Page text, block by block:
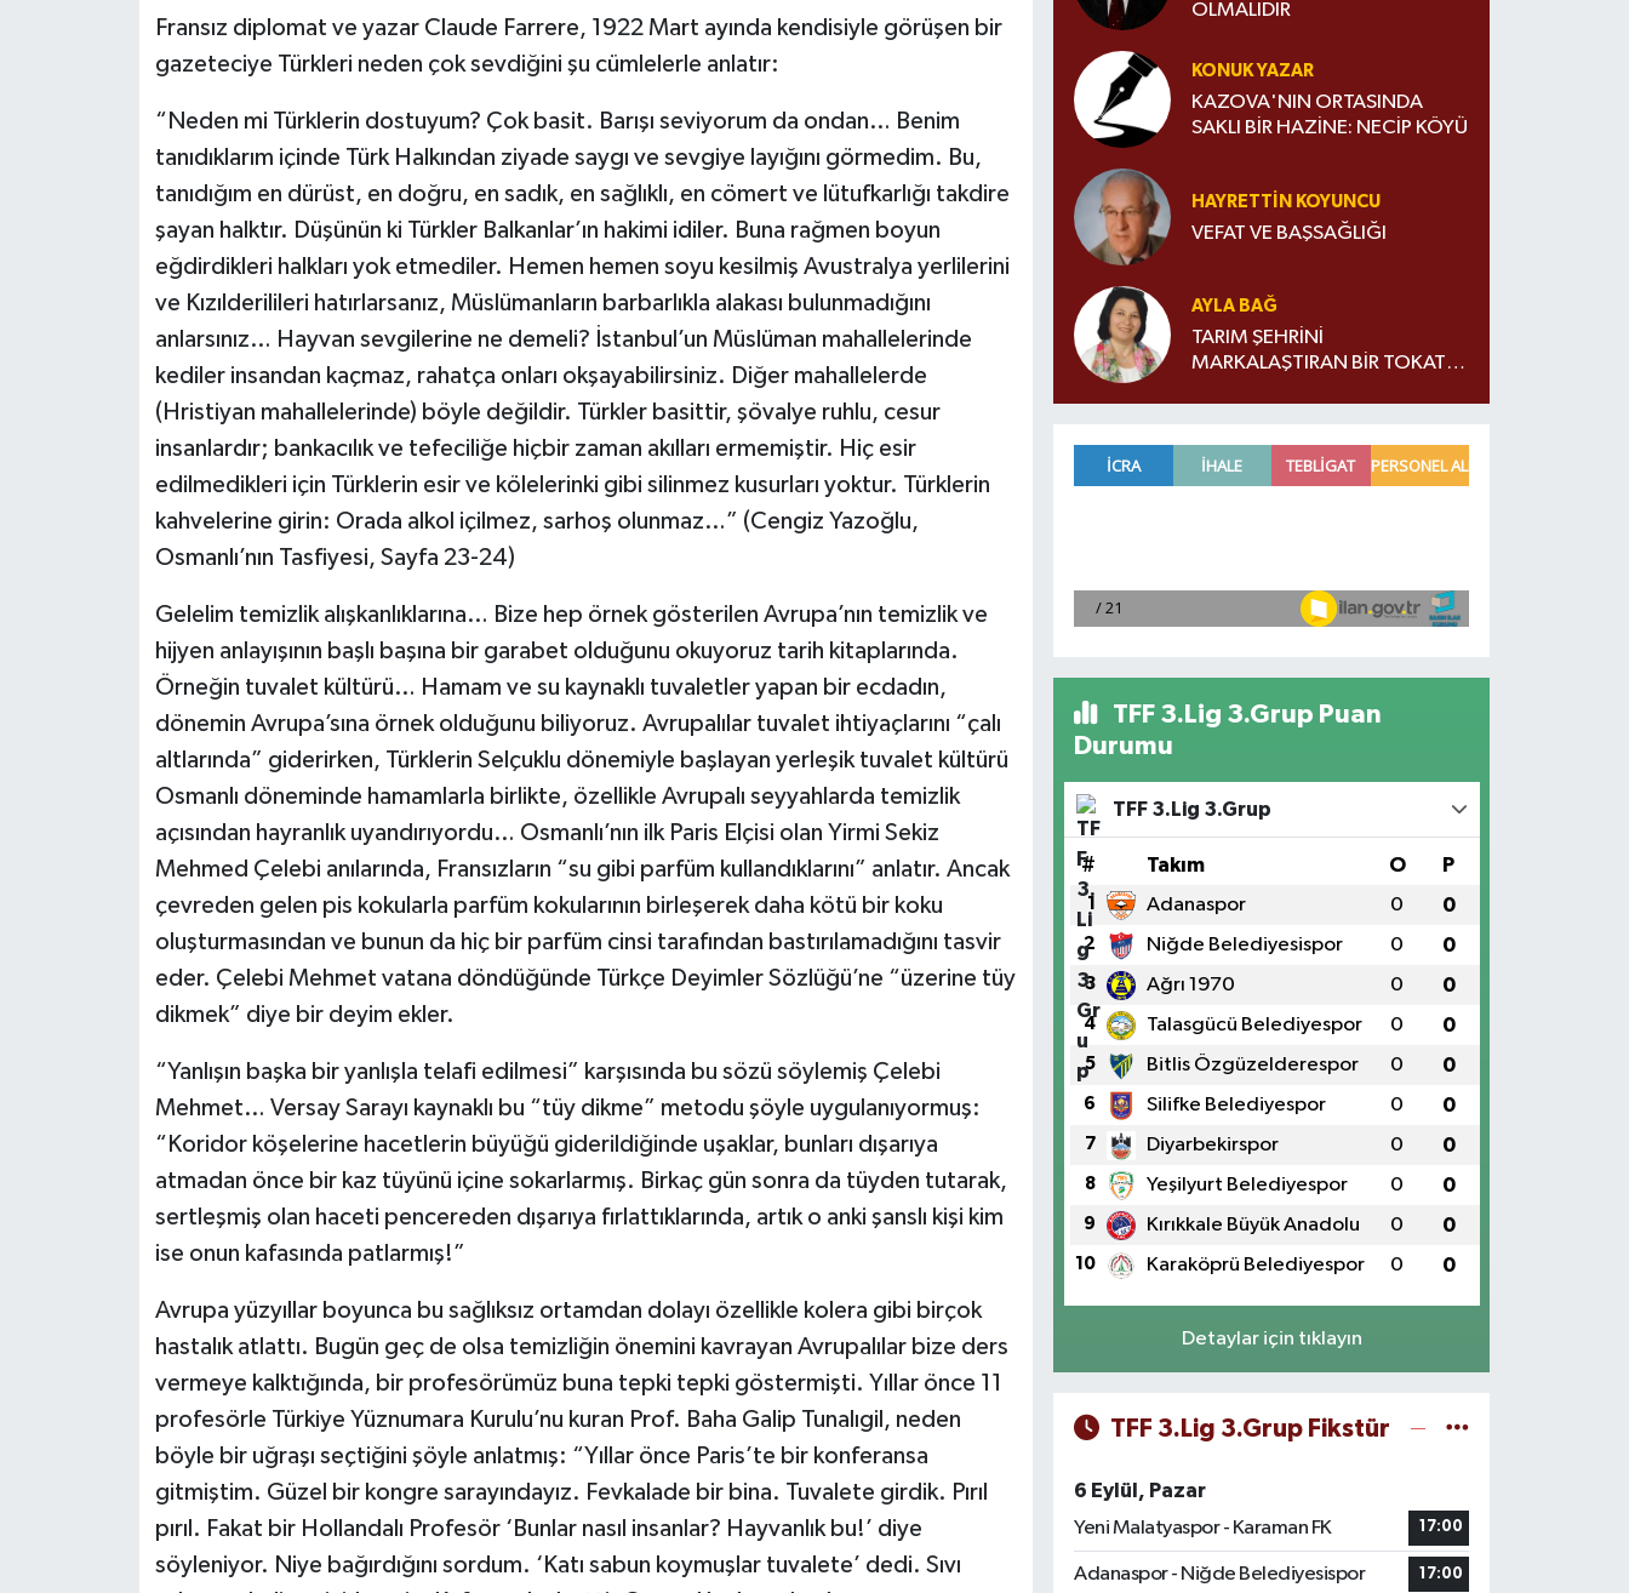
Fransız diplomat ve yazar Claude Farrere, 1922 Mart ayında kendisiyle görüşen bir
gazeteciye Türkleri neden çok sevdiğini şu cümlelerle anlatır:
“Neden mi Türklerin dostuyum? Çok basit. Barışı seviyorum da ondan… Benim
tanıdıklarım içinde Türk Halkından ziyade saygı ve sevgiye layığını görmedim. Bu,
tanıdığım en dürüst, en doğru, en sadık, en sağlıklı, en cömert ve lütufkarlığı takdire
şayan halktır. Düşünün ki Türkler Balkanlar’ın hakimi idiler. Buna rağmen boyun
eğdirdikleri halkları yok etmediler. Hemen hemen soyu kesilmiş Avustralya yerlilerini
ve Kızılderilileri hatırlarsanız, Müslümanların barbarlıkla alakası bulunmadığını
anlarsınız… Hayvan sevgilerine ne demeli? İstanbul’un Müslüman mahallelerinde
kediler insandan kaçmaz, rahatça onları okşayabilirsiniz. Diğer mahallelerde
(Hristiyan mahallelerinde) böyle değildir. Türkler basittir, şövalye ruhlu, cesur
insanlardır; bankacılık ve tefeciliğe hiçbir zaman akılları ermemiştir. Hiç esir
edilmedikleri için Türklerin esir ve kölelerinki gibi silinmez kusurları yoktur. Türklerin
kahvelerine girin: Orada alkol içilmez, sarhoş olunmaz…” (Cengiz Yazoğlu,
Osmanlı’nın Tasfiyesi, Sayfa 23-24)
Gelelim temizlik alışkanlıklarına… Bize hep örnek gösterilen Avrupa’nın temizlik ve
hijyen anlayışının başlı başına bir garabet olduğunu okuyoruz tarih kitaplarında.
Örneğin tuvalet kültürü… Hamam ve su kaynaklı tuvaletler yapan bir ecdadın,
dönemin Avrupa’sına örnek olduğunu biliyoruz. Avrupalılar tuvalet ihtiyaçlarını “çalı
altlarında” giderirken, Türklerin Selçuklu dönemiyle başlayan yerleşik tuvalet kültürü
Osmanlı döneminde hamamlarla birlikte, özellikle Avrupalı seyyahlarda temizlik
açısından hayranlık uyandırıyordu… Osmanlı’nın ilk Paris Elçisi olan Yirmi Sekiz
Mehmed Çelebi anılarında, Fransızların “su gibi parfüm kullandıklarını” anlatır. Ancak
çevreden gelen pis kokularla parfüm kokularının birleşerek daha kötü bir koku
oluşturmasından ve bunun da hiç bir parfüm cinsi tarafından bastırılamadığını tasvir
eder. Çelebi Mehmet vatana döndüğünde Türkçe Deyimler Sözlüğü’ne “üzerine tüy
dikmek” diye bir deyim ekler.
“Yanlışın başka bir yanlışla telafi edilmesi” karşısında bu sözü söylemiş Çelebi
Mehmet… Versay Sarayı kaynaklı bu “tüy dikme” metodu şöyle uygulanıyormuş:
“Koridor köşelerine hacetlerin büyüğü giderildiğinde uşaklar, bunları dışarıya
atmadan önce bir kaz tüyünü içine sokarlarmış. Birkaç gün sonra da tüyden tutarak,
sertleşmiş olan haceti pencereden dışarıya fırlattıklarında, artık o anki şanslı kişi kim
ise onun kafasında patlarmış!”
Avrupa yüzyıllar boyunca bu sağlıksız ortamdan dolayı özellikle kolera gibi birçok
hastalık atlattı. Bugün geç de olsa temizliğin önemini kavrayan Avrupalılar bize ders
vermeye kalktığında, bir profesörümüz buna tepki tepki göstermişti. Yıllar önce 11
profesörle Türkiye Yüznumara Kurulu’nu kuran Prof. Baha Galip Tunalıgil, neden
böyle bir uğraşı seçtiğini şöyle anlatmış: “Yıllar önce Paris’te bir konferansa
gitmiştim. Güzel bir kongre sarayındayız. Fevkalade bir bina. Tuvalete girdik. Pırıl
pırıl. Fakat bir Hollandalı Profesör ‘Bunlar nasıl insanlar? Hayvanlık bu!’ diye
söyleniyor. Niye bağırdığını sordum. ‘Katı sabun koymuşlar tuvalete’ dedi. Sıvı
OLMALIDIR
KONUK YAZAR
KAZOVA'NIN ORTASINDA
SAKLI BİR HAZİNE: NECİP KÖYÜ
HAYRETTIN KOYUNCU
VEFAT VE BAŞSAĞLIĞI
AYLA BAĞ
TARIM ŞEHRİNİ
MARKALAŞTIRAN BİR TOKATLI:
TFF 3.Lig 3.Grup Puan
Durumu
TFF 3.Lig 3.Grup
# Takım O P
1 Adanaspor 0 0
2 Niğde Belediyesispor 0 0
3 Ağrı 1970 0 0
4 Talasgücü Belediyespor 0 0
5 Bitlis Özgüzelderespor 0 0
6 Silifke Belediyespor 0 0
7 Diyarbekirspor 0 0
8 Yeşilyurt Belediyespor 0 0
9 Kırıkkale Büyük Anadolu 0 0
10 Karaköprü Belediyespor 0 0
Detaylar için tıklayın
TFF 3.Lig 3.Grup Fikstür
6 Eylül, Pazar
Yeni Malatyaspor - Karaman FK
17:00
Adanaspor - Niğde Belediyesispor 17:00
Tokat Haber